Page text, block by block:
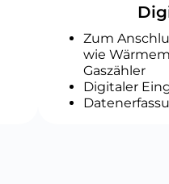
Zum
wie
Gaszähler
Digitaler